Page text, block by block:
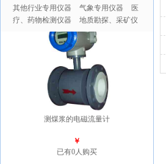
其他行业专用仪器 气象专用仪器
医
疗、药物检测仪器
地质勘探、采矿仪
测煤浆的电磁流量计
￥
已有0人购买